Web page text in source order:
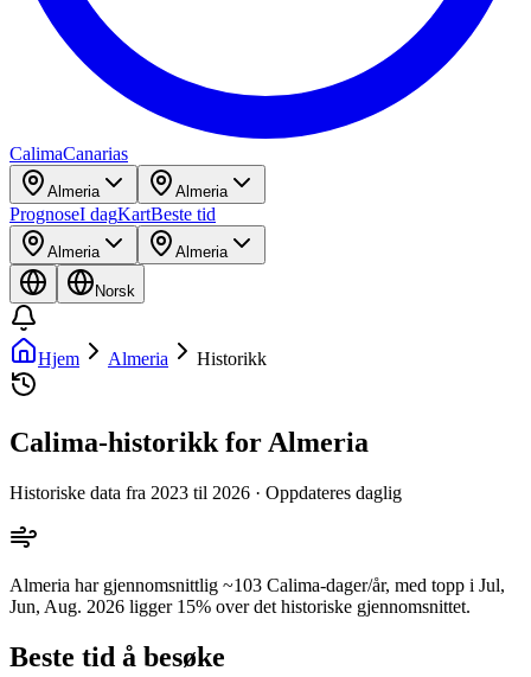
CalimaCanarias
Almeria Almeria
PrognoseI dagKartBeste tid
Almeria Almeria
Norsk
Hjem Almeria Historikk
Calima-historikk for Almeria
Historiske data fra 2023 til 2026 · Oppdateres daglig
Almeria har gjennomsnittlig ~103 Calima-dager/år, med topp i Jul,
Jun, Aug. 2026 ligger 15% over det historiske gjennomsnittet.
Beste tid å besøke